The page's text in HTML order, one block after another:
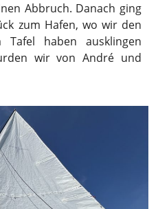
Abbruch. Danach ging
zum Hafen, wo wir den
haben ausklingen
wir von André und